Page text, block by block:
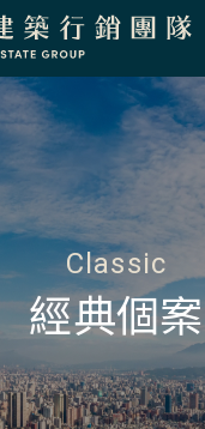
About Us
News
Projects
Classic
Contacts
Classic
經典個案